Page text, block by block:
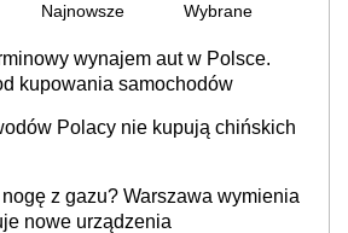
Najnowsze Wybrane
wynajem aut w Polsce.
kupowania samochodów
Polacy nie kupują chińskich
z gazu? Warszawa wymienia
nowe urządzenia